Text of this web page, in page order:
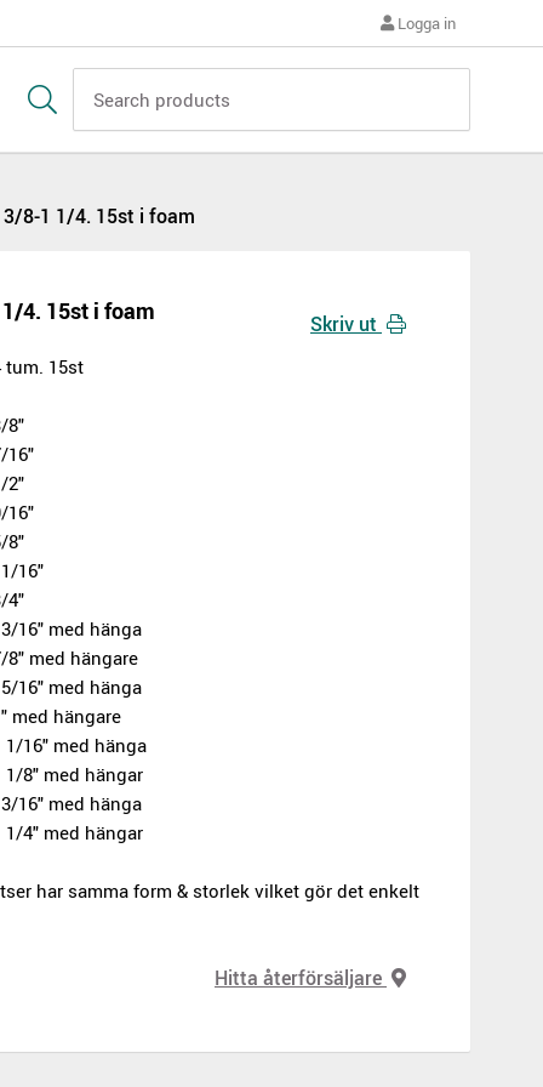
Logga in
8-1 1/4. 15st i foam
4. 15st i foam
tum. 15st
8"
16"
2"
16"
8"
16"
4"
16" med hänga
8" med hängare
16" med hänga
med hängare
1/16" med hänga
1/8" med hängar
16" med hänga
1/4" med hängar
har samma form & storlek vilket gör det enkelt
Skriv ut
Hitta återförsäljare